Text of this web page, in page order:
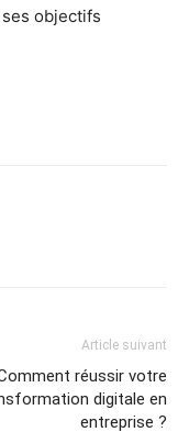
objectifs
Article suivant
réussir votre
digitale en
entreprise ?